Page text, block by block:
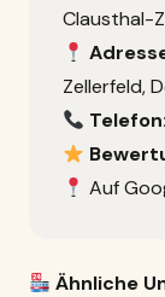
Clausthal-
Zellerfeld,
Telefon:
Auf
Ähnliche